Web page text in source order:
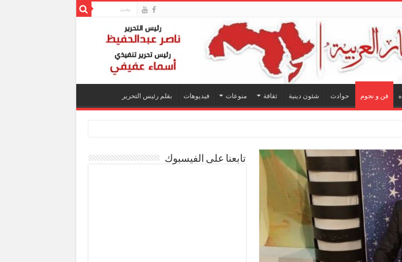
فن و نجوم حوادث شئون دينية ثقافة منوعات فيديوهات بقلم رئيس التحرير
ترسم ملامح مس
تابعنا على الفيسبوك